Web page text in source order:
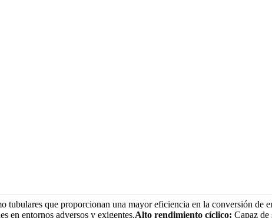
tubulares que proporcionan una mayor eficiencia en la conversión de
en entornos adversos y exigentes.Alto rendimiento cíclico: Capaz de